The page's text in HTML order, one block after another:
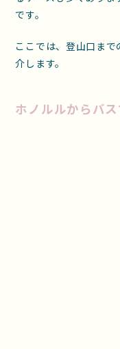
です。
ここでは、登山口ま
介します。
ホノルルからバ